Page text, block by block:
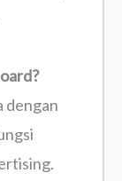
dengan